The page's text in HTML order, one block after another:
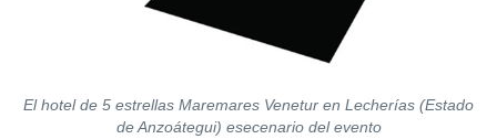
El hotel de 5 estrellas Maremares Venetur en Lecherías (Estado
de Anzoátegui) esecenario del evento